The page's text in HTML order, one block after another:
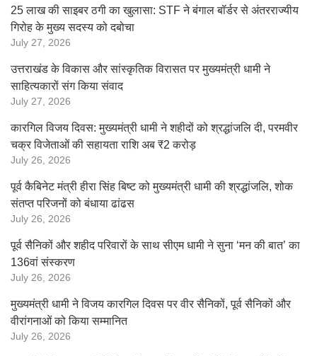
25 लाख की साइबर ठगी का खुलासा: STF ने बंगाल बॉर्डर से अंतरराज्यीय
गिरोह के मुख्य सदस्य को दबोचा
July 27, 2026
उत्तराखंड के विकास और सांस्कृतिक विरासत पर मुख्यमंत्री धामी ने
साहित्यकारों संग किया संवाद
July 27, 2026
कारगिल विजय दिवस: मुख्यमंत्री धामी ने शहीदों को श्रद्धांजलि दी, परमवीर
चक्र विजेताओं की सहायता राशि अब ₹2 करोड़
July 26, 2026
पूर्व कैबिनेट मंत्री हीरा सिंह बिष्ट को मुख्यमंत्री धामी की श्रद्धांजलि, शोक
संतप्त परिजनों को बंधाया ढांढस
July 26, 2026
पूर्व सैनिकों और शहीद परिवारों के साथ सीएम धामी ने सुना ‘मन की बात’ का
136वां संस्करण
July 26, 2026
मुख्यमंत्री धामी ने विजय कारगिल दिवस पर वीर सैनिकों, पूर्व सैनिकों और
वीरांगनाओं को किया सम्मानित
July 26, 2026